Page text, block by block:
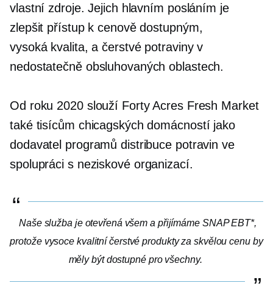
vlastní zdroje. Jejich hlavním posláním je
zlepšit přístup k cenově dostupným,
vysoká kvalita, a čerstvé potraviny v
nedostatečně obsluhovaných oblastech.
Od roku 2020 slouží Forty Acres Fresh Market
také tisícům chicagských domácností jako
dodavatel programů distribuce potravin ve
spolupráci s neziskovéorganizací.
Naše služba je otevřená všem a přijímáme SNAP EBT*,
protože vysoce kvalitníčerstvé produkty za skvělou cenu by
měly být dostupné pro všechny.